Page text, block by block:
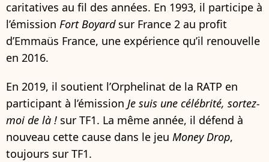
caritatives au fil des années. En 1993, il participe à
l’émission Fort Boyardsur France 2 au profit
d’Emmaüs France, une expérience qu’il renouvelle
en 2016.
En 2019, il soutient l’Orphelinat de la RATP en
participant à l’émission Je suis une célébrité, sortez-
moi de là ! sur TF1. La même année, il défend à
nouveau cette cause dans le jeu Money Drop,
toujours sur TF1.